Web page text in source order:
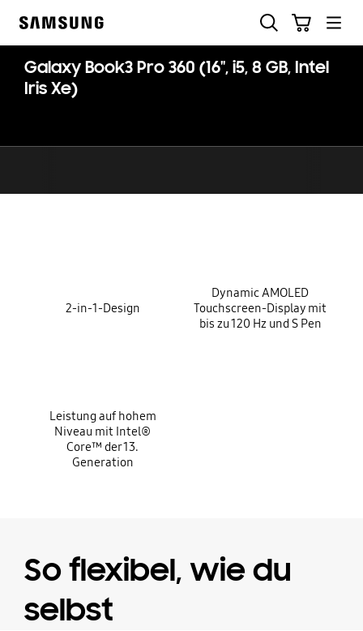
Galaxy Book3 Pro 360 (16", i5, 8 GB, Intel
Iris Xe)
2-in-1-Design
Dynamic AMOLED
Touchscreen-Display mit
bis zu 120 Hz und S Pen
Leistung auf hohem
Niveau mit Intel®
Core™ der 13.
Generation
So flexibel, wie du
selbst